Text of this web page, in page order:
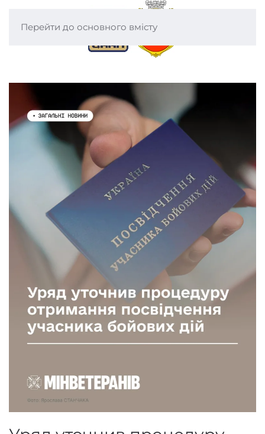
Перейти до основного вмісту